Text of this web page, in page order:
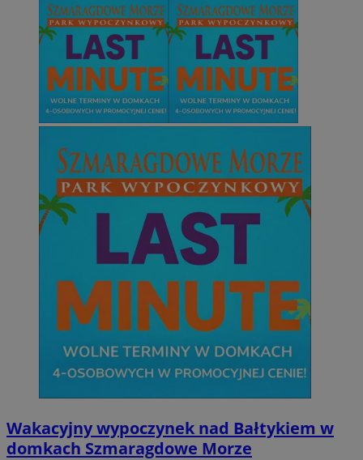
Wakacyjny wypoczynek nad Bałtykiem w
domkach Szmaragdowe Morze